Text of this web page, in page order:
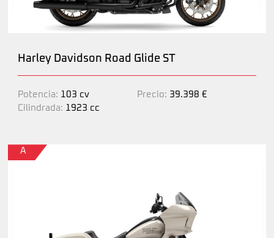
Harley Davidson Road Glide ST
Potencia: 103 cv
Cilindrada: 1923 cc
Precio: 39.398 €
A